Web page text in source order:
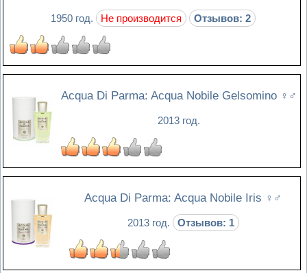
1950 год. Не производится Отзывов: 2
Acqua Di Parma: Acqua Nobile Gelsomino ♀♂
2013 год.
Acqua Di Parma: Acqua Nobile Iris ♀♂
2013 год. Отзывов: 1